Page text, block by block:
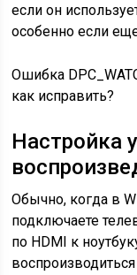
если он
особенно если
Ошибка
как исправить?
Настройка
Обычно, когда в
подключаете
по HDMI к